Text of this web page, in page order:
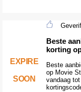
EXPIRE
SOON
Beste
korting
Beste
op Movie
vandaag